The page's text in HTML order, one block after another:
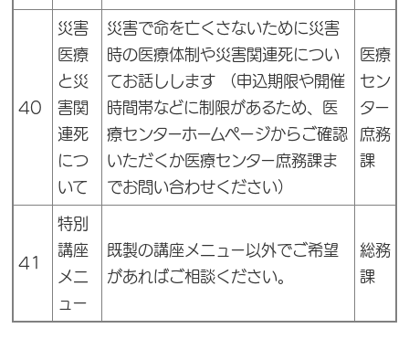
40
災害
医療
と災
害関
連死
につ
いて
災害で命を亡くさないために災害
時の医療体制や災害関連死につい
てお話しします （申込期限や開催
時間帯などに制限があるため、医
療センターホームページからご確認
いただくか医療センター庶務課ま
でお問い合わせください）
医療
セン
ター
庶務
課
41
特別
講座
メニ
ュー
既製の講座メニュー以外でご希望
があればご相談ください。
総務
課